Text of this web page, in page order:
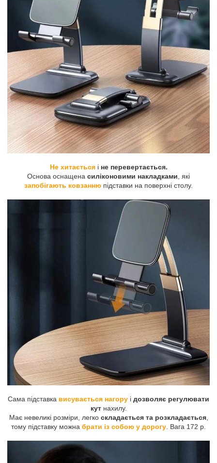
Не хитається і не перевертається.
Основа оснащена силіконовими накладками , які
запобігають ковзанню підставки на поверхні столу.
Сама підставка висувається нагору і дозволяє регулювати
кутнахилу.
Має невеликі розміри, легко складається та розкладається,
тому підставку можна брати із собою у дорогу. Вага 172 р.